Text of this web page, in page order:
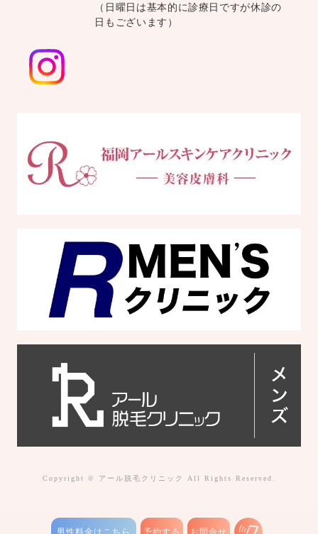
男性料金はこちら 予約する お問合せ
（日曜日は基本的に診療日ですが休診の
日もございます）
Copyright © アール脱毛クリニック All Rights Reserved.